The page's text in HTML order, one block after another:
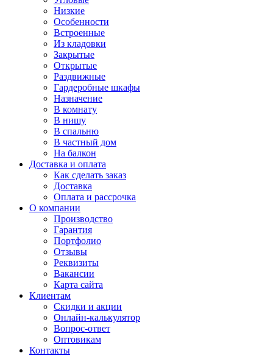
Низкие
Особенности
Встроенные
Из кладовки
Закрытые
Открытые
Раздвижные
Гардеробные шкафы
Назначение
В комнату
В нишу
В спальню
В частный дом
На балкон
Доставка и оплата
Как сделать заказ
Доставка
Оплата и рассрочка
О компании
Производство
Гарантия
Портфолио
Отзывы
Реквизиты
Вакансии
Карта сайта
Клиентам
Скидки и акции
Онлайн-калькулятор
Вопрос-ответ
Оптовикам
Контакты